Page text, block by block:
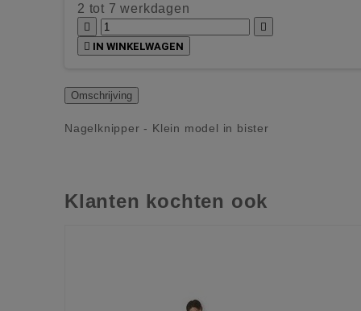
2 tot 7 werkdagen


 IN WINKELWAGEN
Omschrijving
Nagelknipper - Klein model in bister
Klanten kochten ook